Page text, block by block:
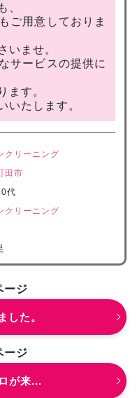
、
ご用意しておりま
いませ。
サービスの提供に
ます。
いたします。
クリーニング
田市
代
クリーニング
ージ
した。
ージ
が来...